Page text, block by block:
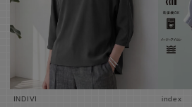
INDIVI
index